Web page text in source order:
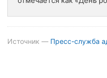
Источник — Пресс-служба